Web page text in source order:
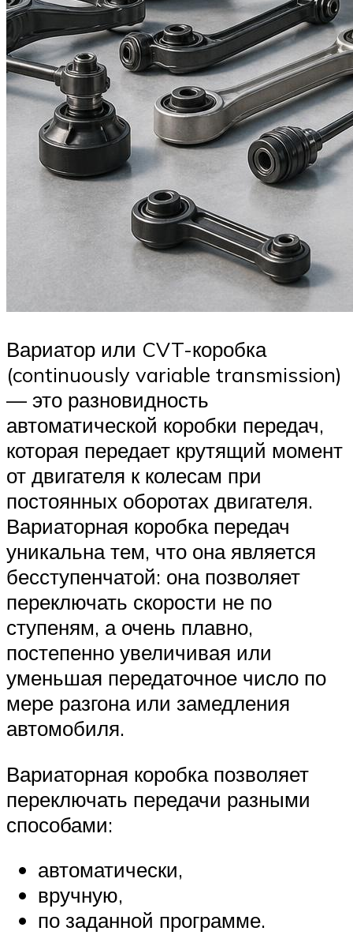
Вариатор или CVT-коробка
(continuously variable transmission)
— это разновидность
автоматической коробки передач,
которая передает крутящий момент
от двигателя к колесам при
постоянных оборотах двигателя.
Вариаторная коробка передач
уникальна тем, что она является
бесступенчатой: она позволяет
переключать скорости не по
ступеням, а очень плавно,
постепенно увеличивая или
уменьшая передаточное число по
мере разгона или замедления
автомобиля.
Вариаторная коробка позволяет
переключать передачи разными
способами:
автоматически,
вручную,
по заданной программе.